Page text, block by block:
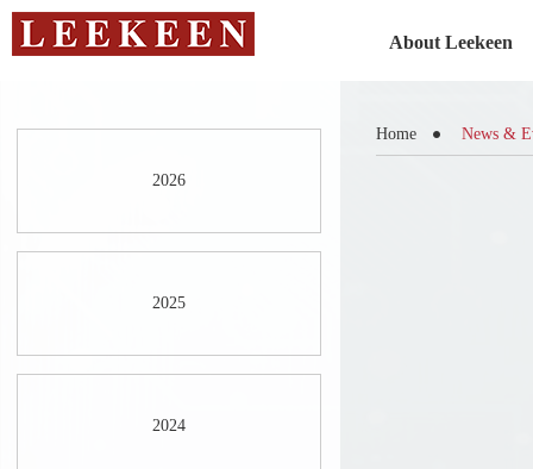
About Leekeen
2026
2025
2024
Home News &